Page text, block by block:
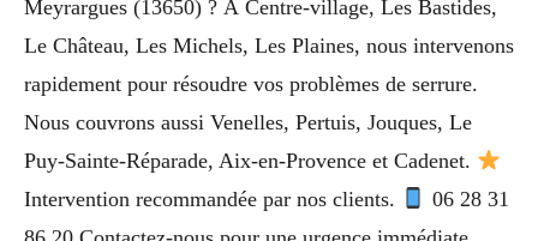
Meyrargues (13650) ? À Centre-village, Les Bastides,
Le Château, Les Michels, Les Plaines, nous intervenons
rapidement pour résoudre vos problèmes de serrure.
Nous couvrons aussi Venelles, Pertuis, Jouques, Le
Puy-Sainte-Réparade, Aix-en-Provence et Cadenet.
Intervention recommandée par nos clients.
06 28 31